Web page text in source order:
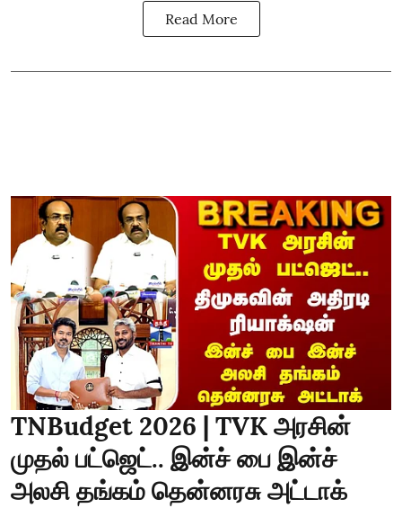
Read More
TNBudget 2026 | TVK அரசின்
முதல் பட்ஜெட்.. இன்ச் பை இன்ச்
அலசி தங்கம் தென்னரசு அட்டாக்